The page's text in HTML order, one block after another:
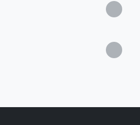
Апаратне забезпечення
Швидкість процесора: 468
Кількість каналів GPS
Розміри: - x - x - см